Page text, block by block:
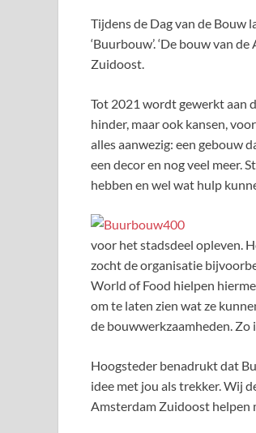
Tijdens de Dag van de Bouw
‘Buurbouw’. ‘De bouw van
Zuidoost.
Tot 2021 wordt gewerkt aan
hinder, maar ook kansen,
alles aanwezig: een gebouw
een decor en nog veel meer.
hebben en wel wat hulp
voor het stadsdeel opleven.
zocht de organisatie
World of Food hielpen
om te laten zien wat ze
de bouwwerkzaamheden. Zo
Hoogsteder benadrukt dat
idee met jou als trekker. Wij
Amsterdam Zuidoost helpen